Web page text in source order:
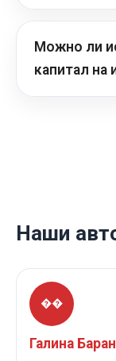
Можно ли
капитал на
Наши
��
Галина